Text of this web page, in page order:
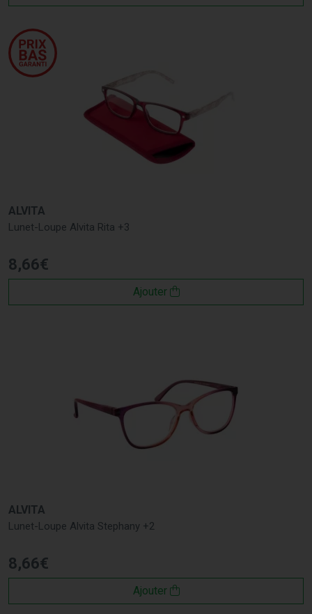
ALVITA
Lunet-Loupe Alvita Rita +3
8,66€
Ajouter
ALVITA
Lunet-Loupe Alvita Stephany +2
8,66€
Ajouter